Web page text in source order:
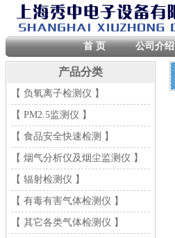
首 页 公司介绍
产品分类
【 负氧离子检测仪 】
【 PM2.5监测仪 】
【 食品安全快速检测 】
【 烟气分析仪及烟尘监测仪 】
【 辐射检测仪 】
【 有毒有害气体检测仪 】
【 其它各类气体检测仪 】